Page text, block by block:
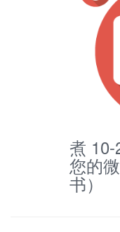
煮 10-
您的
书）